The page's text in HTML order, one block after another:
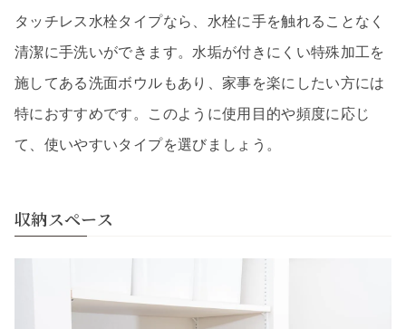
タッチレス水栓タイプなら、水栓に手を触れることなく
清潔に手洗いができます。水垢が付きにくい特殊加工を
施してある洗面ボウルもあり、家事を楽にしたい方には
特におすすめです。このように使用目的や頻度に応じ
て、使いやすいタイプを選びましょう。
収納スペース